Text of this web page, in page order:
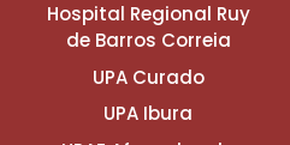
Hospital Regional Ruy
de Barros Correia
UPA Curado
UPA Ibura